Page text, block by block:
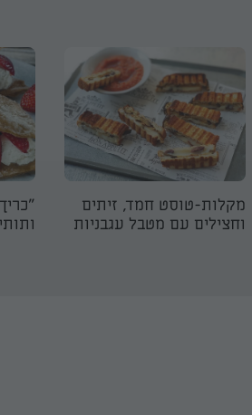
מקלות-טוסט חמד, זיתים
וחצילים עם מטבל עגבניות